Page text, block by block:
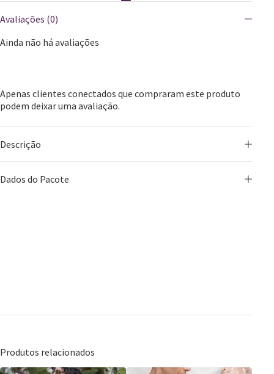
Avaliações (0)
Ainda não há avaliações
Apenas clientes conectados que compraram este produto
podem deixar uma avaliação.
Descrição
Dados do Pacote
Produtos relacionados